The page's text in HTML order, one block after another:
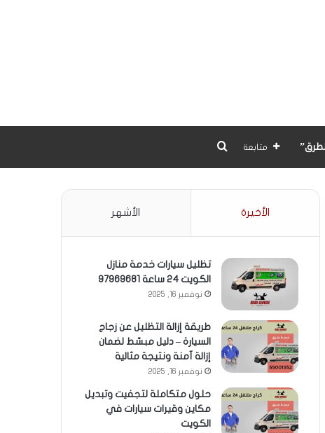
متابعة بحث عن
الأخيرة الأشهر
تظليل سيارات خدمة منازل
الكويت 24 ساعة 97969681
نوفمبر 16, 2025
طريقة إزالة التظليل عن زجاج
السيارة – دليل مبسّط لضمان
إزالة آمنة ونتيجة مثالية
نوفمبر 16, 2025
حلول متكاملة لتجفيت وتبديل
مكاين وقيرات سيارات في
الكويت